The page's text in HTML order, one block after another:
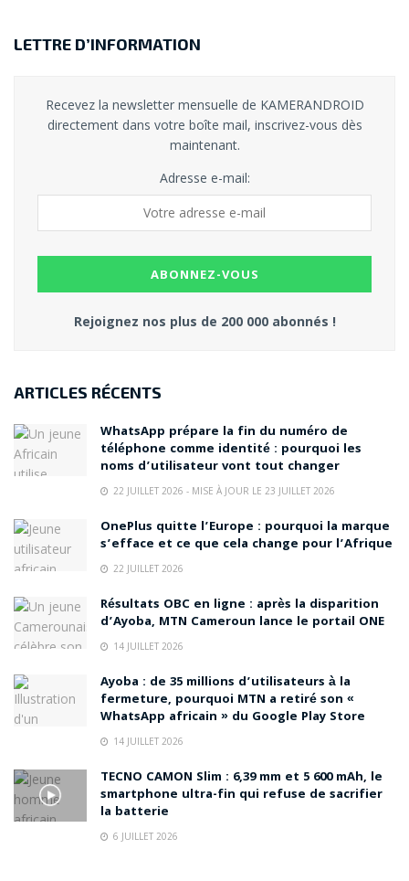
LETTRE D’INFORMATION
Recevez la newsletter mensuelle de KAMERANDROID
directement dans votre boîte mail, inscrivez-vous dès
maintenant.
Adresse e-mail:
Rejoignez nos plus de 200 000 abonnés !
ARTICLES RÉCENTS
WhatsApp prépare la fin du numéro de
téléphone comme identité : pourquoi les
noms d’utilisateur vont tout changer
22 JUILLET 2026 - MISE À JOUR LE 23 JUILLET 2026
OnePlus quitte l’Europe : pourquoi la marque
s’efface et ce que cela change pour l’Afrique
22 JUILLET 2026
Résultats OBC en ligne : après la disparition
d’Ayoba, MTN Cameroun lance le portail ONE
14 JUILLET 2026
Ayoba : de 35 millions d’utilisateurs à la
fermeture, pourquoi MTN a retiré son «
WhatsApp africain » du Google Play Store
14 JUILLET 2026
TECNO CAMON Slim : 6,39 mm et 5 600 mAh, le
smartphone ultra-fin qui refuse de sacrifier
la batterie
6 JUILLET 2026